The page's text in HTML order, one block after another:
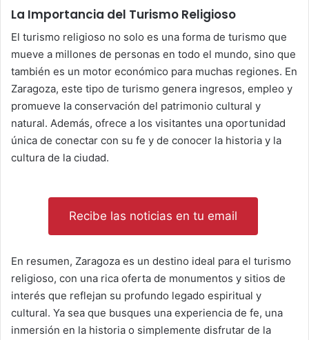
La Importancia del Turismo Religioso
El turismo religioso no solo es una forma de turismo que
mueve a millones de personas en todo el mundo, sino que
también es un motor económico para muchas regiones. En
Zaragoza, este tipo de turismo genera ingresos, empleo y
promueve la conservación del patrimonio cultural y
natural. Además, ofrece a los visitantes una oportunidad
única de conectar con su fe y de conocer la historia y la
cultura de la ciudad.
Recibe las noticias en tu email
En resumen, Zaragoza es un destino ideal para el turismo
religioso, con una rica oferta de monumentos y sitios de
interés que reflejan su profundo legado espiritual y
cultural. Ya sea que busques una experiencia de fe, una
inmersión en la historia o simplemente disfrutar de la